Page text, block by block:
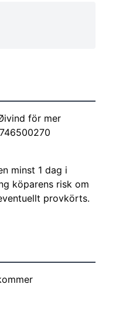
för mer
minst 1 dag i
köparens risk om
provkörts.